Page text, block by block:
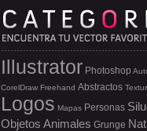
Illustrator Photoshop
CorelDraw Freehand Abstractos
Logos Mapas Personas
Objetos Animales Grunge